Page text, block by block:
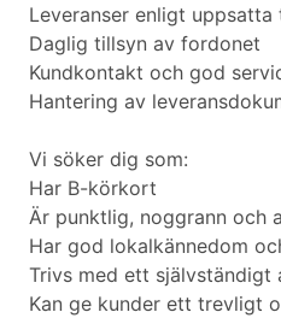
Leveranser enligt
Daglig tillsyn av fordonet
Kundkontakt och god
Hantering av
Vi söker dig som:
Har B-körkort
Är punktlig, noggrann och
Har god lokalkännedom
Trivs med ett självständigt
Kan ge kunder ett trevligt